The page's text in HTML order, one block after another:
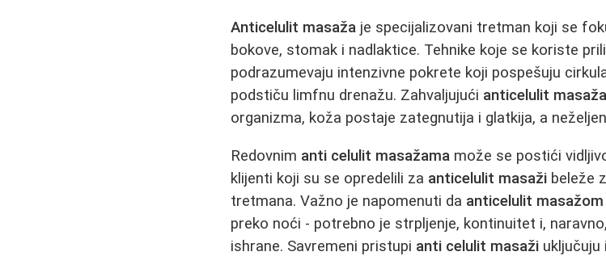
Anticelulit masaža je specijalizovani tretman koji se
bokove, stomak i nadlaktice. Tehnike koje se koriste
podrazumevaju intenzivne pokrete koji pospešuju
podstiču limfnu drenažu. Zahvaljujući anticelulit
organizma, koža postaje zategnutija i glatkija, a
Redovnim anti celulit masažama može se postići
klijenti koji su se opredelili za anticelulit masaži beleže
tretmana. Važno je napomenuti da anticelulit masažom
preko noći - potrebno je strpljenje, kontinuitet i,
ishrane. Savremeni pristupi anti celulit masaži uključuju